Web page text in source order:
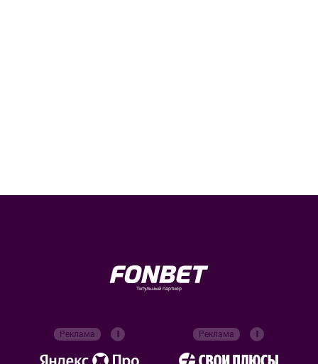
Титульный партнер
Реклама Реклама